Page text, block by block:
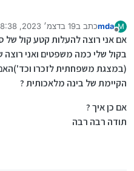
M
mdaכתב ב19 בדצמ׳ 2023, 18:38
נערך לאחרונה על ידי
אם אני רוצה להעלות קטע קול של
בקול שלי כמה משפטים ואני
(במצגת משפחתית לזכרו
הקיימת של בינה מלאכותית ?
אם כן איך ?
תודה רבה רבה